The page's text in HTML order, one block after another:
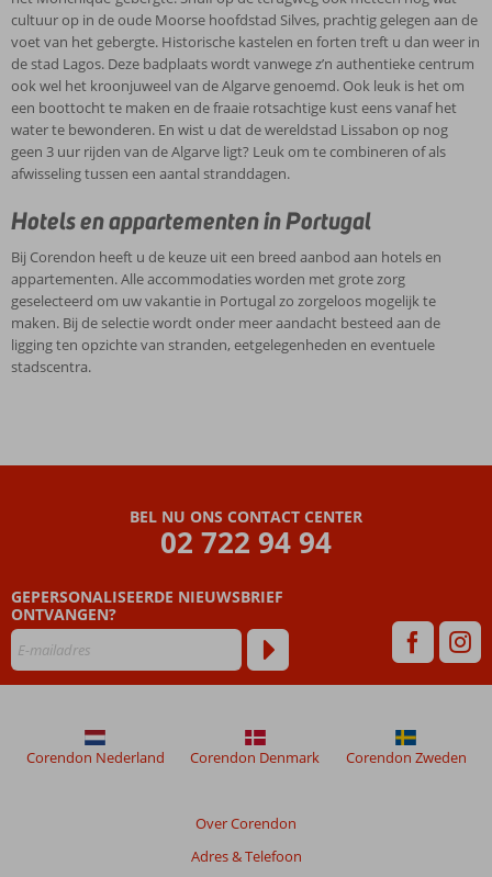
cultuur op in de oude Moorse hoofdstad Silves, prachtig gelegen aan de
voet van het gebergte. Historische kastelen en forten treft u dan weer in
de stad Lagos. Deze badplaats wordt vanwege z’n authentieke centrum
ook wel het kroonjuweel van de Algarve genoemd. Ook leuk is het om
een boottocht te maken en de fraaie rotsachtige kust eens vanaf het
water te bewonderen. En wist u dat de wereldstad Lissabon op nog
geen 3 uur rijden van de Algarve ligt? Leuk om te combineren of als
afwisseling tussen een aantal stranddagen.
Hotels en appartementen in Portugal
Bij Corendon heeft u de keuze uit een breed aanbod aan hotels en
appartementen. Alle accommodaties worden met grote zorg
geselecteerd om uw vakantie in Portugal zo zorgeloos mogelijk te
maken. Bij de selectie wordt onder meer aandacht besteed aan de
ligging ten opzichte van stranden, eetgelegenheden en eventuele
stadscentra.
BEL NU ONS CONTACT CENTER
02 722 94 94
GEPERSONALISEERDE NIEUWSBRIEF
ONTVANGEN?
Over Corendon
Adres & Telefoon
Corendon Nederland Corendon Denmark Corendon Zweden